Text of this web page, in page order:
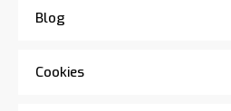
Blog
Cookies